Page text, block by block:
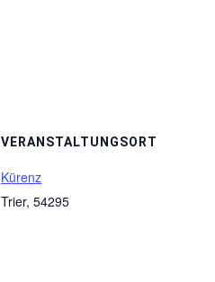
VERANSTALTUNGSORT
Kürenz
Trier, 54295